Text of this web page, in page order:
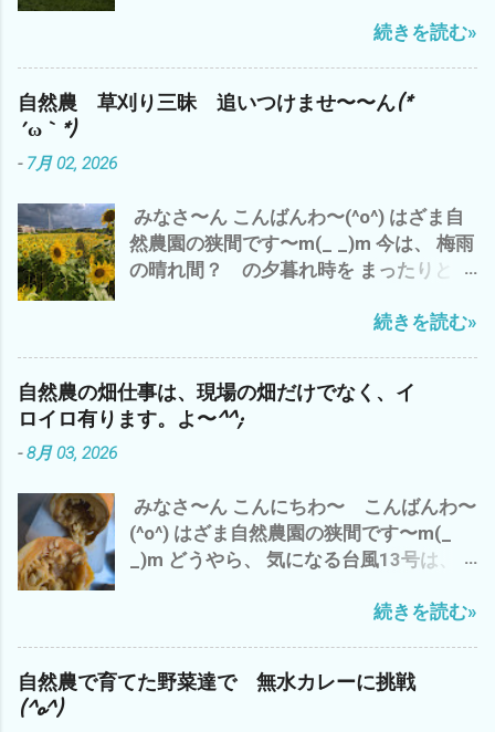
^^; 世の中、 効率ばかりでは、 人生 豊
かには、・・・・ だと^^; 追伸 今、フト
気づいたのです が、 嫌なことを、嫌な気
分で やること ＝ イヤイヤながら 仕方
やっぱ、 好きなことを、 好きな人達と
好きなところで、 好きなように やるの
が、 一番 コスパが 高いと 思います デス
予定^^; ガス検診 完了＼(^o^)／ ってな
わけで、ご報告まで^^; それでは、 皆様
も、梅雨明け 30℃超え(*´ω｀*) 熱中症
にご注意して、 自然農を楽しみましょ
前中は、猛暑 で、 午後から 嵐のよ
の夕立 雨 でした が、 今日の夕立は、
チョッと 日本離れした夕立？ 雨 雨雲
了で、 今日の仕事は、 おしまい^^; 今
は、 涼しい エアコンの効いた部屋で
ブログアップして、 それから お楽しみ
The Magnificent Seven」 ザ マグニフ
ィセント・セブン 今流行りのAI巨大テッ
ク産業 GAFAM（ガーファム）とは、 今
どきの映画で ございます^^; では、 また
m(_ _)m 追伸 やっぱ、 ユル・ブリンナ
続きを読む»
自然農 草刈り三昧 追いつけませ〜〜ん(*
´ω｀*)
- 7月 02, 2026
みなさ〜ん こんばんわ〜(^o^) はざま自
然農園の狭間です〜m(_ _)m 今は、 梅雨
の晴れ間？ の夕暮れ時を まったりと、
リード・ギターの鳴き 最高です(^o^) 今
は、雨 長谷山も雨雲に 半分隠れて(*´ω
｀*) 午後から やっと 日差しが(^o^)
で、 わたしゃ〜 シルバーさんの草刈りの
り、詰めるほうが・・・・・・・ で、 雲
出C自然農園のズッキーニの畝周辺の草
刈り 黒小玉スイカの畝も 通路も も〜 草
まっ ほどほど 適当に みなさんも、
自然農を 楽しみましょう〜(^o^) マヨち
ゃん、今 我が家に侵入した 地域猫？
との 睨み合い中^^; では、 また
続きを読む»
自然農の畑仕事は、現場の畑だけでなく、イ
ロイロ有ります。よ〜^^;
-8月 03, 2026
みなさ〜ん こんにちわ〜 こんばんわ〜
(^o^) はざま自然農園の狭間です〜m(_
_)m どうやら、 気になる台風13号は、日
津市は、昨日からの猛暑が続き 昨日
*) 良質な種が どっさり(^o^) ズッキーニ
の種取り 種取りのためのズッキーニは、
続きを読む»
自然農で育てた野菜達で 無水カレーに挑戦
(^o^)